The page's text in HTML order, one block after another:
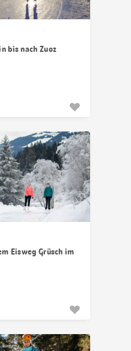
bis nach Zuoz
Eisweg Grüsch im